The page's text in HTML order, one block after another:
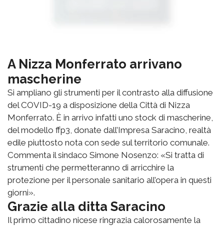
A Nizza Monferrato arrivano
mascherine
Si ampliano gli strumenti per il contrasto alla diffusione
del COVID-19 a disposizione della Città di Nizza
Monferrato. È in arrivo infatti uno stock di mascherine,
del modello ffp3, donate dall’Impresa Saracino, realtà
edile piuttosto nota con sede sul territorio comunale.
Commenta il sindaco Simone Nosenzo: «Si tratta di
strumenti che permetteranno di arricchire la
protezione per il personale sanitario all’opera in questi
giorni».
Grazie alla ditta Saracino
Il primo cittadino nicese ringrazia calorosamente la